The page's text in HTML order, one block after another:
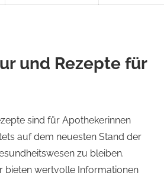
und Rezepte für
sind für Apothekerinnen
auf dem neuesten Stand der
zu bleiben.
bieten wertvolle Informationen